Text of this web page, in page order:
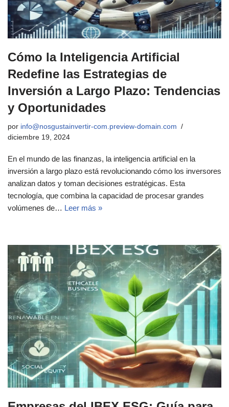
Cómo la Inteligencia Artificial
Redefine las Estrategias de
Inversión a Largo Plazo: Tendencias
y Oportunidades
por info@nosgustainvertir-com.preview-domain.com
diciembre 19, 2024
En el mundo de las finanzas, la inteligencia artificial en la
inversión a largo plazo está revolucionando cómo los inversores
analizan datos y toman decisiones estratégicas. Esta
tecnología, que combina la capacidad de procesar grandes
volúmenes de… Leer más »